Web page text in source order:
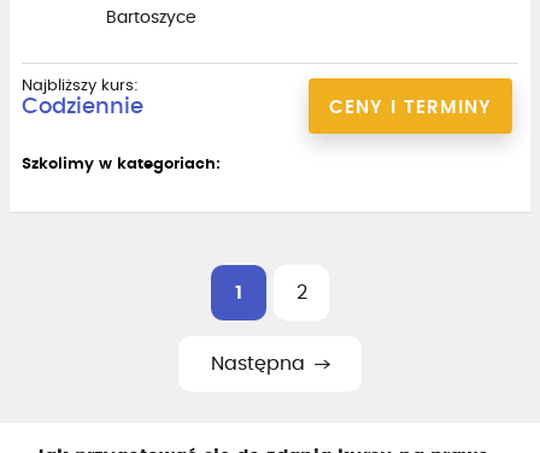
Bartoszyce
CENY I TERMINY
Najbliższy kurs:
Codziennie
Szkolimy w kategoriach:
1 2
Następna